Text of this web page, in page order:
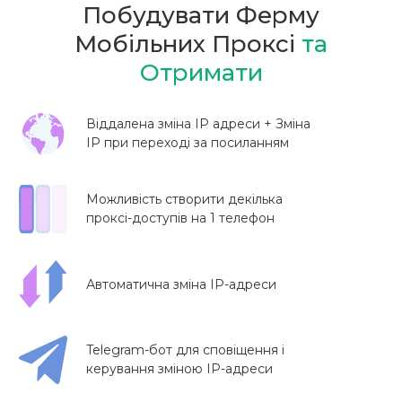
Побудувати Ферму
Мобільних Проксі та
Отримати
Віддалена зміна IP адреси + Зміна
IP при переході за посиланням
Можливість створити декілька
проксі-доступів на 1 телефон
Автоматична зміна IP-адреси
Telegram-бот для сповіщення і
керування зміною IP-адреси